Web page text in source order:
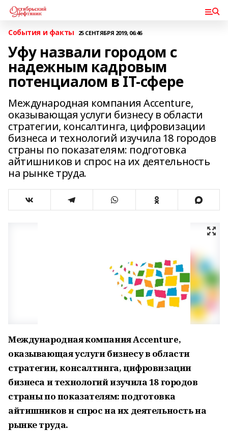
События и факты 25 СЕНТЯБРЯ 2019, 06:46
Уфу назвали городом с
надежным кадровым
потенциалом в IT-сфере
Международная компания Accenture,
оказывающая услуги бизнесу в области
стратегии, консалтинга, цифровизации
бизнеса и технологий изучила 18 городов
страны по показателям: подготовка
айтишников и спрос на их деятельность
на рынке труда.
Международная компания Accenture,
оказывающая услуги бизнесу в области
стратегии, консалтинга, цифровизации
бизнеса и технологий изучила 18 городов
страны по показателям: подготовка
айтишников и спрос на их деятельность на
рынке труда.